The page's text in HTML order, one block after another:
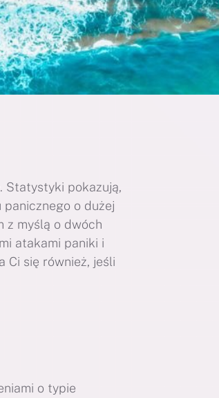
Statystyki pokazują,
o dużej
z myślą o dwóch
atakami paniki i
Ci się również, jeśli
o typie